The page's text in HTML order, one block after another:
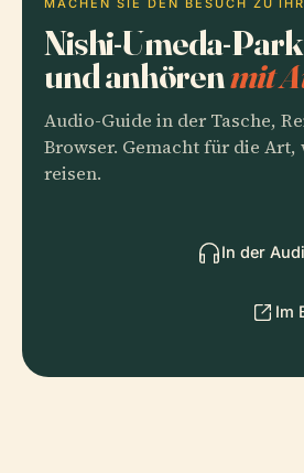
MACHEN SIE DEN BESUCH ZU
Nishi-Umeda-
und anhörenmit
Audio-Guide in der Tasche,
Browser. Gemacht für die
reisen.
In der
Im